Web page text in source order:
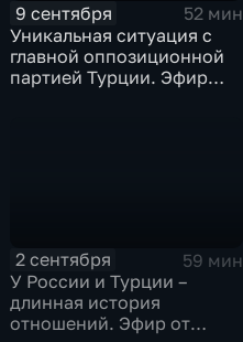
9 сентября
52 мин
Уникальная ситуация с
главной оппозиционной
партией Турции. Эфир
2 сентября
59 мин
У России и Турции –
длинная история
отношений. Эфир от